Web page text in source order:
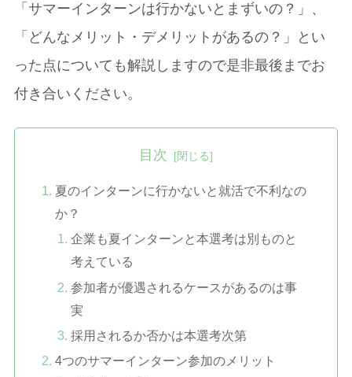
「サマーインターンは行かないとまずいの？」、
「どんなメリット・デメリットがあるの？」とい
った点についても解説しますので是非最後までお
付き合いください。
目次
夏のインターンに行かないと就活で不利なの
か？
企業も夏インターンと本選考は別ものと
考えている
参加者が優遇されるケースがあるのは事
実
採用されるか否かは本選考次第
4つのサマーインターン参加のメリット